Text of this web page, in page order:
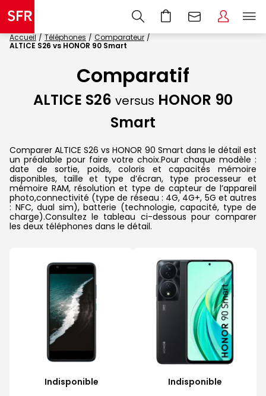
Accueil Téléphones
Comparateur
ALTICE S26 vs HONOR 90 Smart
Comparatif
ALTICE S26 versus HONOR 90
Smart
Comparer ALTICE S26 vs HONOR 90 Smart dans le détail est
un préalable pour faire votre choix.Pour chaque modèle :
date de sortie, poids, coloris et capacités mémoire
disponibles, taille et type d’écran, type processeur et
mémoire RAM, résolution et type de capteur de l’appareil
photo,connectivité (type de réseau : 4G, 4G+, 5G et autres
: NFC, dual sim), batterie (technologie, capacité, type de
charge).Consultez le tableau ci-dessous pour comparer
les deux téléphones dans le détail.
Indisponible
Indisponible